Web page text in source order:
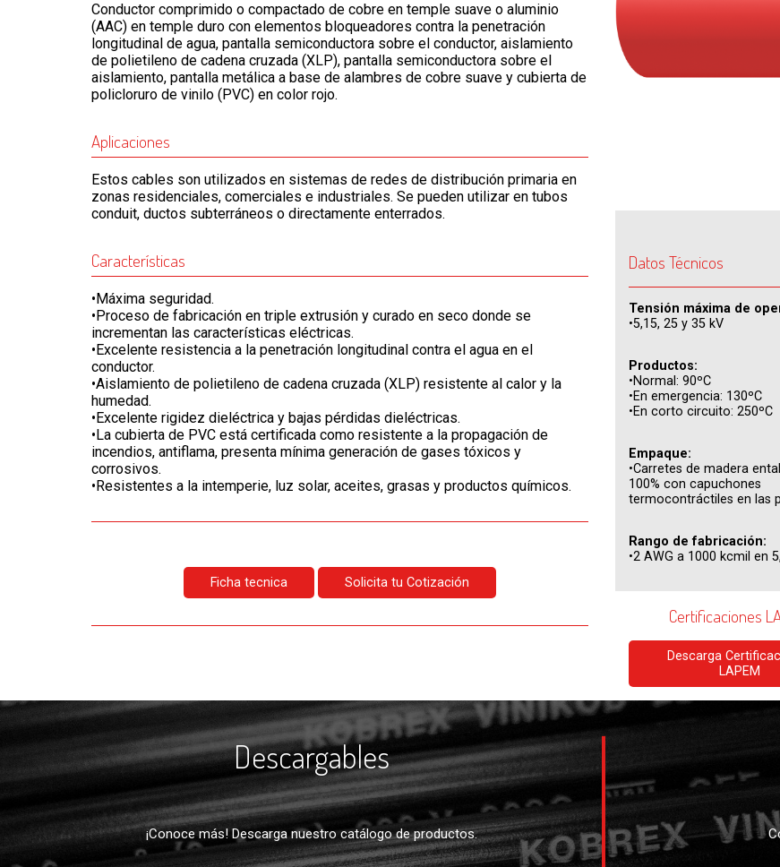
Conductor comprimido o compactado de cobre en temple suave o aluminio
(AAC) en temple duro con elementos bloqueadores contra la penetración
longitudinal de agua, pantalla semiconductora sobre el conductor, aislamiento
de polietileno de cadena cruzada (XLP), pantalla semiconductora sobre el
aislamiento, pantalla metálica a base de alambres de cobre suave y cubierta de
policloruro de vinilo (PVC) en color rojo.
Aplicaciones
Estos cables son utilizados en sistemas de redes de distribución primaria en
zonas residenciales, comerciales e industriales. Se pueden utilizar en tubos
conduit, ductos subterráneos o directamente enterrados.
Características
•Máxima seguridad.
•Proceso de fabricación en triple extrusión y curado en seco donde se
incrementan las características eléctricas.
•Excelente resistencia a la penetración longitudinal contra el agua en el
conductor.
•Aislamiento de polietileno de cadena cruzada (XLP) resistente al calor y la
humedad.
•Excelente rigidez dieléctrica y bajas pérdidas dieléctricas.
•La cubierta de PVC está certificada como resistente a la propagación de
incendios, antiflama, presenta mínima generación de gases tóxicos y
corrosivos.
•Resistentes a la intemperie, luz solar, aceites, grasas y productos químicos.
Ficha tecnica Solicita tu Cotización
Datos Técnicos
Tensión máxima de
•5,15, 25 y 35 kV
Productos:
•Normal: 90ºC
•En emergencia: 130ºC
•En corto circuito: 250ºC
Empaque:
•Carretes de madera
100% con capuchones
termocontráctiles en las
Rango de fabricación:
•2 AWG a 1000 kcmil en
Certificaciones
Descarga
LAPEM
Descargables
¡Conoce más! Descarga nuestro catálogo de productos.